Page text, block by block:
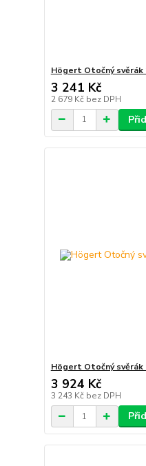
Högert Otočný svěrák
3 241 Kč
2 679 Kč bez DPH
Högert Otočný svěrák
3 924 Kč
3 243 Kč bez DPH